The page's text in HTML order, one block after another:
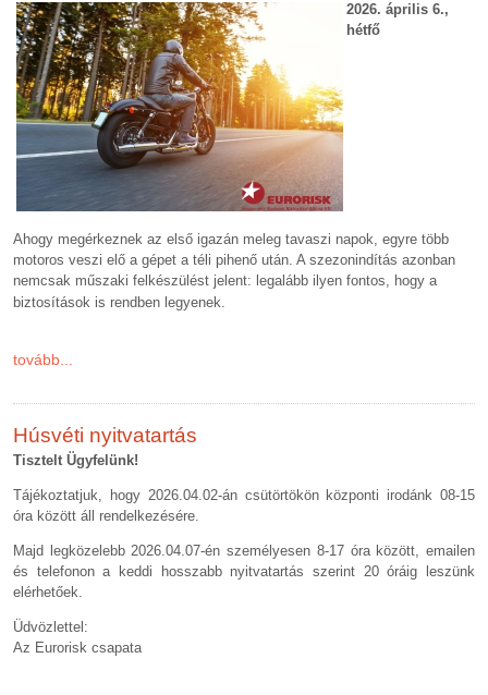
2026. április 6.,
hétfő
Ahogy megérkeznek az első igazán meleg tavaszi napok, egyre több
motoros veszi elő a gépet a téli pihenő után. A szezonindítás azonban
nemcsak műszaki felkészülést jelent: legalább ilyen fontos, hogy a
biztosítások is rendben legyenek.
tovább...
Húsvéti nyitvatartás
Tisztelt Ügyfelünk!
Tájékoztatjuk, hogy 2026.04.02-án csütörtökön központi irodánk 08-15
óra között áll rendelkezésére.
Majd legközelebb 2026.04.07-én személyesen 8-17 óra között, emailen
és telefonon a keddi hosszabb nyitvatartás szerint 20 óráig leszünk
elérhetőek.
Üdvözlettel:
Az Eurorisk csapata